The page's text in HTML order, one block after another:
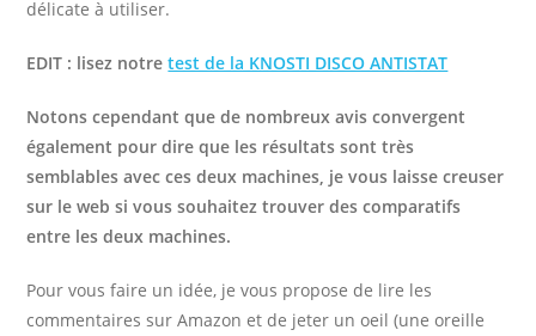
délicate à utiliser.
EDIT : lisez notretest de la KNOSTI DISCO ANTISTAT
Notons cependant que de nombreux avis convergent
également pour dire que les résultats sont très
semblables avec ces deux machines, je vous laisse creuser
sur le web si vous souhaitez trouver des comparatifs
entre les deux machines.
Pour vous faire un idée, je vous propose de lire les
commentaires sur Amazon et de jeter un oeil (une oreille